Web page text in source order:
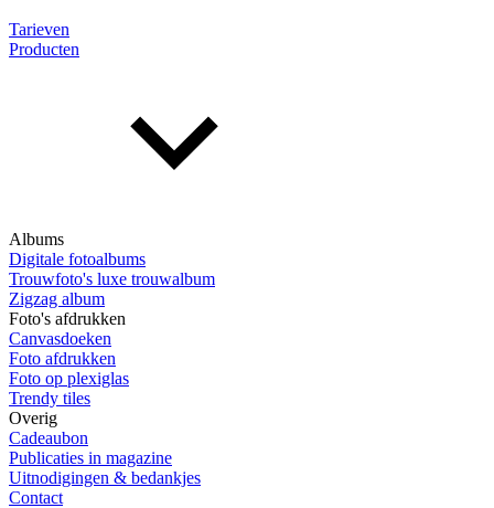
Tarieven
Producten
Albums
Digitale fotoalbums
Trouwfoto's luxe trouwalbum
Zigzag album
Foto's afdrukken
Canvasdoeken
Foto afdrukken
Foto op plexiglas
Trendy tiles
Overig
Cadeaubon
Publicaties in magazine
Uitnodigingen & bedankjes
Contact